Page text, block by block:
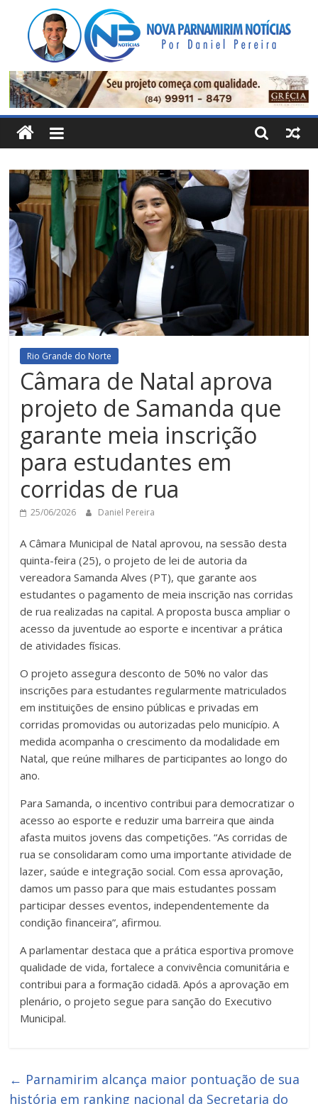
conteúdo
Nova
Parnamirim
Notícias
Por
Daniel
Pereira
Rio Grande do Norte
Câmara de Natal aprova
projeto de Samanda que
garante meia inscrição
para estudantes em
corridas de rua
25/06/2026 Daniel Pereira
A Câmara Municipal de Natal aprovou, na sessão desta
quinta-feira (25), o projeto de lei de autoria da
vereadora Samanda Alves (PT), que garante aos
estudantes o pagamento de meia inscrição nas corridas
de rua realizadas na capital. A proposta busca ampliar o
acesso da juventude ao esporte e incentivar a prática
de atividades físicas.
O projeto assegura desconto de 50% no valor das
inscrições para estudantes regularmente matriculados
em instituições de ensino públicas e privadas em
corridas promovidas ou autorizadas pelo município. A
medida acompanha o crescimento da modalidade em
Natal, que reúne milhares de participantes ao longo do
ano.
Para Samanda, o incentivo contribui para democratizar o
acesso ao esporte e reduzir uma barreira que ainda
afasta muitos jovens das competições. “As corridas de
rua se consolidaram como uma importante atividade de
lazer, saúde e integração social. Com essa aprovação,
damos um passo para que mais estudantes possam
participar desses eventos, independentemente da
condição financeira”, afirmou.
A parlamentar destaca que a prática esportiva promove
qualidade de vida, fortalece a convivência comunitária e
contribui para a formação cidadã. Após a aprovação em
plenário, o projeto segue para sanção do Executivo
Municipal.
← Parnamirim alcança maior pontuação de sua
história em ranking nacional da Secretaria do